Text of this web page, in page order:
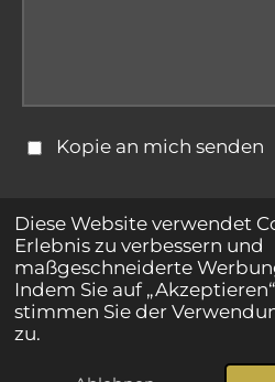
Diese Website verwendet
Erlebnis zu verbessern und
maßgeschneiderte
Indem Sie auf
stimmen Sie der
zu.
Kopie an mich senden
Formular absenden
© 2025 - 2026